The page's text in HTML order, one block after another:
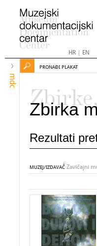
HR| EN
mdc
PRONAĐI PLAKAT
Zbirka
Rezultati
MUZEJ/IZDAVAČ Zavičajni